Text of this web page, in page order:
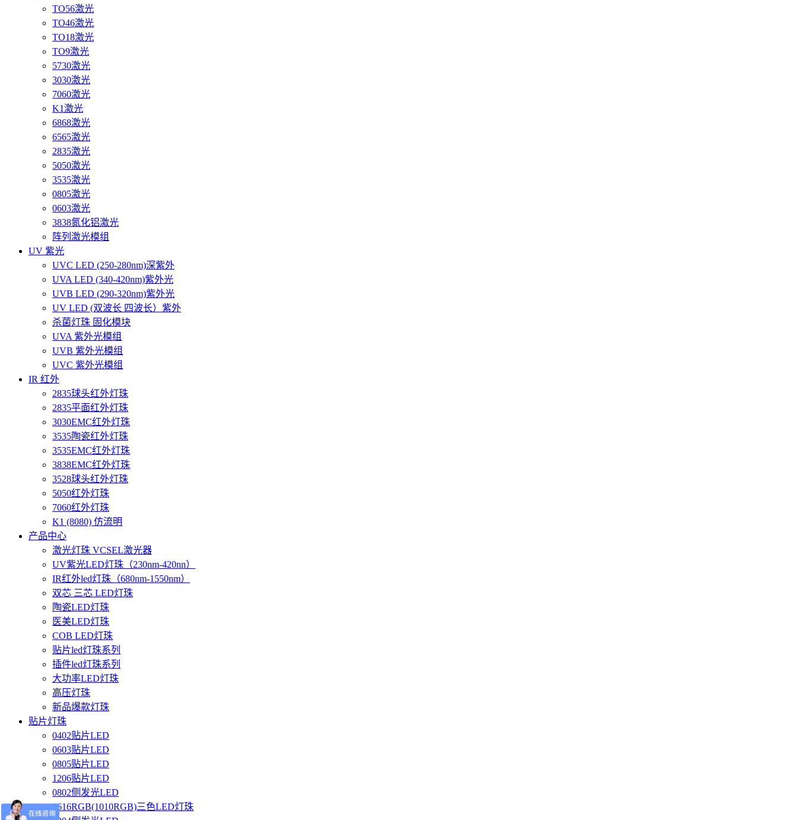
TO56激光
TO46激光
TO18激光
TO9激光
5730激光
3030激光
7060激光
K1激光
6868激光
6565激光
2835激光
5050激光
3535激光
0805激光
0603激光
3838氮化铝激光
阵列激光模组
UV 紫光
UVC LED (250-280nm)深紫外
UVA LED (340-420nm)紫外光
UVB LED (290-320nm)紫外光
UV LED (双波长 四波长）紫外
杀菌灯珠 固化模块
UVA 紫外光模组
UVB 紫外光模组
UVC 紫外光模组
IR 红外
2835球头红外灯珠
2835平面红外灯珠
3030EMC红外灯珠
3535陶瓷红外灯珠
3535EMC红外灯珠
3838EMC红外灯珠
3528球头红外灯珠
5050红外灯珠
7060红外灯珠
K1 (8080) 仿流明
产品中心
激光灯珠 VCSEL激光器
UV紫光LED灯珠（230nm-420nn）
IR红外led灯珠（680nm-1550nm）
双芯 三芯 LED灯珠
陶瓷LED灯珠
医美LED灯珠
COB LED灯珠
贴片led灯珠系列
插件led灯珠系列
大功率LED灯珠
高压灯珠
新品爆款灯珠
贴片灯珠
0402贴片LED
0603贴片LED
0805贴片LED
1206贴片LED
0802侧发光LED
1616RGB(1010RGB)三色LED灯珠